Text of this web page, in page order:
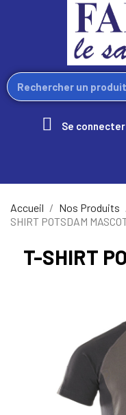
Se connecter
Accueil Nos Produits
SHIRT POTSDAM
T-SHIRT